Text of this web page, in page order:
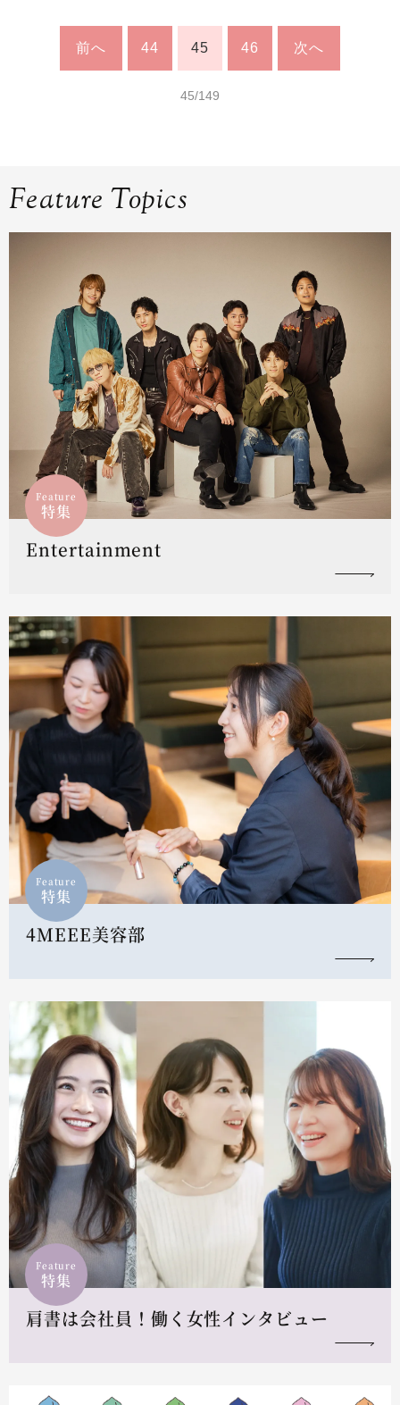
前へ 44 45 46 次へ
45/149
Feature Topics
Feature
特集
Entertainment
Feature
特集
4MEEE美容部
Feature
特集
肩書は会社員！働く女性インタビュー